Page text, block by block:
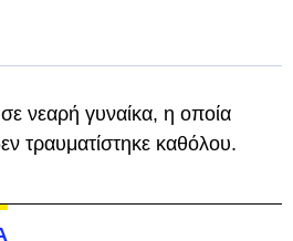
νεαρή γυναίκα, η οποία
τραυματίστηκε καθόλου.